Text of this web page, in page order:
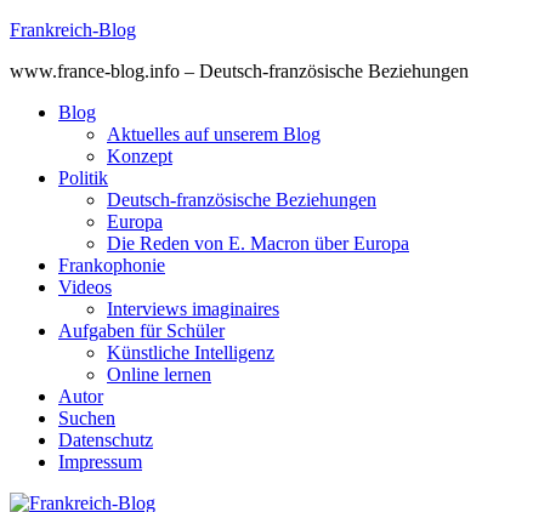
Skip
content
Frankreich-Blog
www.france-blog.info – Deutsch-französische Beziehungen
Blog
Aktuelles auf unserem Blog
Konzept
Politik
Deutsch-französische Beziehungen
Europa
Die Reden von E. Macron über Europa
Frankophonie
Videos
Interviews imaginaires
Aufgaben für Schüler
Künstliche Intelligenz
Online lernen
Autor
Suchen
Datenschutz
Impressum